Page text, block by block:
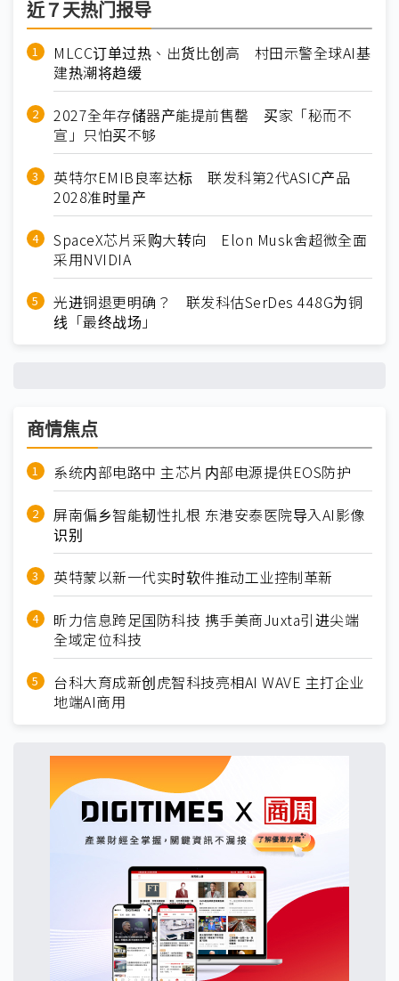
近７天热门报导
MLCC订单过热、出货比创高 村田示警全球AI基
建热潮将趋缓
2027全年存储器产能提前售罄 买家「秘而不
宣」只怕买不够
英特尔EMIB良率达标 联发科第2代ASIC产品
2028准时量产
SpaceX芯片采购大转向 Elon Musk舍超微全面
采用NVIDIA
光进铜退更明确？ 联发科估SerDes 448G为铜
线「最终战场」
商情焦点
系统内部电路中 主芯片内部电源提供EOS防护
屏南偏乡智能韧性扎根 东港安泰医院导入AI影像
识别
英特蒙以新一代实时软件推动工业控制革新
昕力信息跨足国防科技 携手美商Juxta引进尖端
全域定位科技
台科大育成新创虎智科技亮相AI WAVE 主打企业
地端AI商用